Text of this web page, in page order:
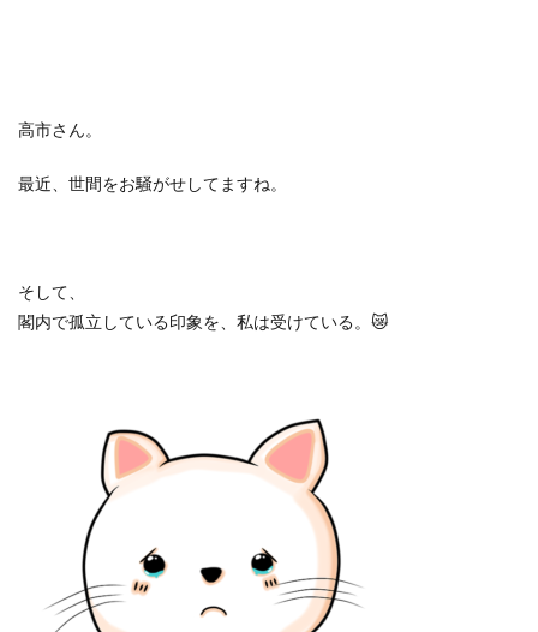
高市さん。
最近、世間をお騒がせしてますね。
そして、
閣内で孤立している印象を、私は受けている。 😿